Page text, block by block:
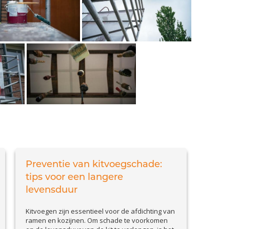
Preventie van kitvoegschade:
tips voor een langere
levensduur
Kitvoegen zijn essentieel voor de afdichting van
ramen en kozijnen. Om schade te voorkomen